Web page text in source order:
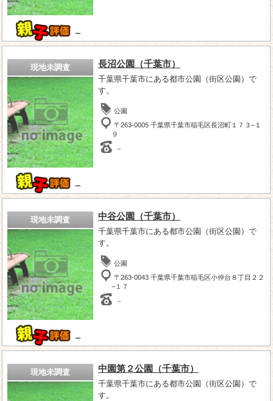
－
現地未調査
－
長沼公園（千葉市）
千葉県千葉市にある都市公園（街区公園）で
す。
公園
〒263-0005 千葉県千葉市稲毛区長沼町１７３−１
９
－
現地未調査
－
中谷公園（千葉市）
千葉県千葉市にある都市公園（街区公園）で
す。
公園
〒263-0043 千葉県千葉市稲毛区小仲台８丁目２２
−１７
－
現地未調査 中園第２公園（千葉市）
千葉県千葉市にある都市公園（街区公園）で
す。